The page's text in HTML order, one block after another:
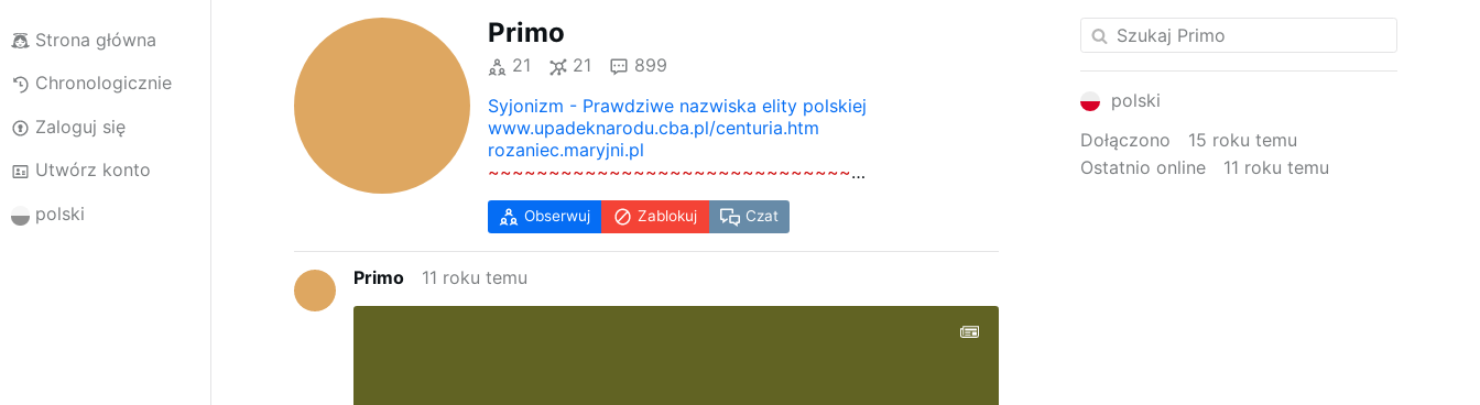
Strona główna
Chronologicznie
Zaloguj się
Utwórz konto
polski
Primo
21 21
899
Syjonizm - Prawdziwe nazwiska elity polskiej
www.upadeknarodu.cba.pl/centuria.htm
rozaniec.maryjni.pl
~~~~~~~~~~~~~~~~~~~~~~~~~~~~~~
sztandar. Klękajcie ludy w modlitewnym hołdzie!
Radosną cześć oddajcie Królowi Królów
(Hymn z Liturgii Godzin na uroczystość Chrystusa Króla) i za
nim podążajcie jako lud mocny, zgotowany ku bitwie (Jl
2,5).
Obserwuj Zablokuj Czat
Primo 11 roku temu
polski
Dołączono
15 roku temu
Ostatnio online
11 roku temu